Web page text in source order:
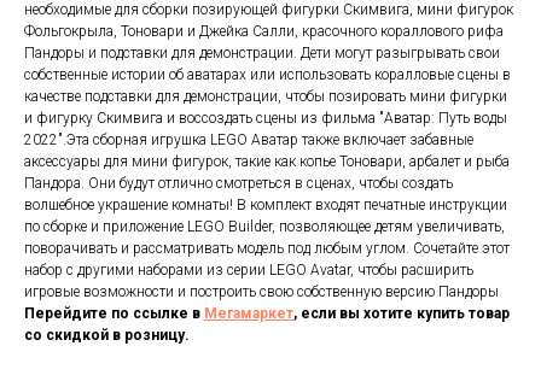
необходимые для сборки позирующей фигурки Скимвига, мини фигурок
Фольгокрыла, Тоновари и Джейка Салли, красочного кораллового рифа
Пандоры и подставки для демонстрации. Дети могут разыгрывать свои
собственные истории об аватарах или использовать коралловые сцены в
качестве подставки для демонстрации, чтобы позировать мини фигурки
и фигурку Скимвига и воссоздать сцены из фильма "Аватар: Путь воды
2022".Эта сборная игрушка LEGO Аватар также включает забавные
аксессуары для мини фигурок, такие как копье Тоновари, арбалет и рыба
Пандора. Они будут отлично смотреться в сценах, чтобы создать
волшебное украшение комнаты! В комплект входят печатные инструкции
по сборке и приложение LEGO Builder, позволяющее детям увеличивать,
поворачивать и рассматривать модель под любым углом. Сочетайте этот
набор с другими наборами из серии LEGO Avatar, чтобы расширить
игровые возможности и построить свою собственную версию Пандоры
Перейдите по ссылке в Мегамаркет, если вы хотите купить товар
со скидкой в розницу.